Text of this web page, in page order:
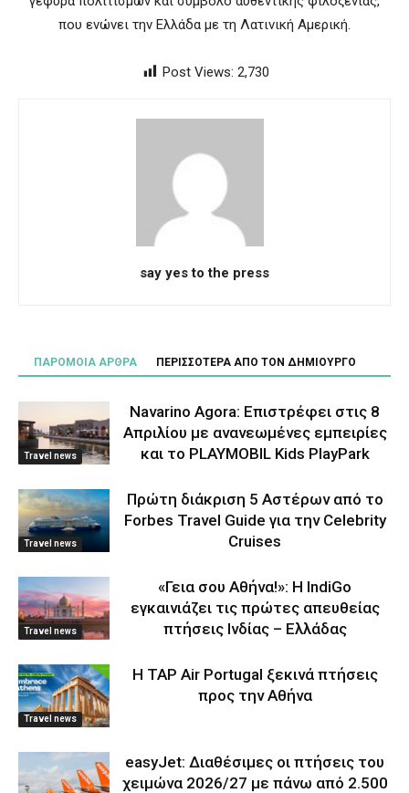
που ενώνει την Ελλάδα με τη Λατινική Αμερική.
Post Views: 2,730
say yes to the press
ΠΑΡΟΜΟΙΑ ΑΡΘΡΑ ΠΕΡΙΣΣΟΤΕΡΑ ΑΠΟ ΤΟΝ ΔΗΜΙΟΥΡΓΟ
Travel news
Navarino Agora: Επιστρέφει στις 8
Απριλίου με ανανεωμένες εμπειρίες
και το PLAYMOBIL Kids PlayPark
Travel news
Πρώτη διάκριση 5 Αστέρων από το
Forbes Travel Guide για την Celebrity
Cruises
Travel news
«Γεια σου Αθήνα!»: Η IndiGo
εγκαινιάζει τις πρώτες απευθείας
πτήσεις Ινδίας – Ελλάδας
Travel news
Η TAP Air Portugal ξεκινά πτήσεις
προς την Αθήνα
easyJet: Διαθέσιμες οι πτήσεις του
χειμώνα 2026/27 με πάνω από 2.500